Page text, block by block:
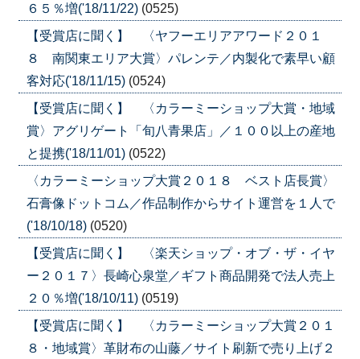
６５％増('18/11/22) (0525)
【受賞店に聞く】 〈ヤフーエリアアワード２０１
８ 南関東エリア大賞〉パレンテ／内製化で素早い顧
客対応('18/11/15) (0524)
【受賞店に聞く】 〈カラーミーショップ大賞・地域
賞〉アグリゲート「旬八青果店」／１００以上の産地
と提携('18/11/01) (0522)
〈カラーミーショップ大賞２０１８ ベスト店長賞〉
石膏像ドットコム／作品制作からサイト運営を１人で
('18/10/18) (0520)
【受賞店に聞く】 〈楽天ショップ・オブ・ザ・イヤ
ー２０１７〉長崎心泉堂／ギフト商品開発で法人売上
２０％増('18/10/11) (0519)
【受賞店に聞く】 〈カラーミーショップ大賞２０１
８・地域賞〉革財布の山藤／サイト刷新で売り上げ２